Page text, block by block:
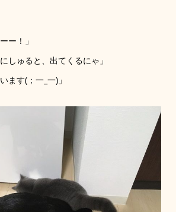
ー！」
しゅると、出てくるにゃ」
ます(；一_一)」